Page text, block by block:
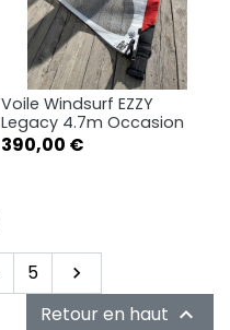
Voile Windsurf EZZY
Legacy 4.7m Occasion
Prix
390,00 €
5 Suivant

Retour en haut 